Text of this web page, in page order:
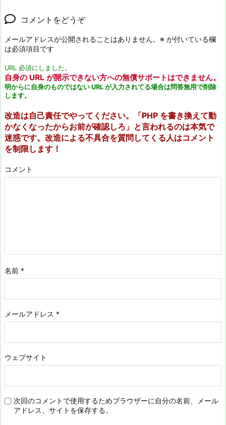
コメントをどうぞ
メールアドレスが公開されることはありません。 ※ が付いている欄
は必須項目です
URL 必須にしました。
自身の URL が開示できない方への無償サポートはできません。
明からに自身のものではない URL が入力されてる場合は問答無用で削除
します。
改造は自己責任でやってください。「PHP を書き換えて動
かなくなったからお前が確認しろ」と言われるのは本気で
迷惑です。改造による不具合を質問してくる人はコメント
を制限します！
コメント
名前 *
メールアドレス *
ウェブサイト
次回のコメントで使用するためブラウザーに自分の名前、メール
アドレス、サイトを保存する。